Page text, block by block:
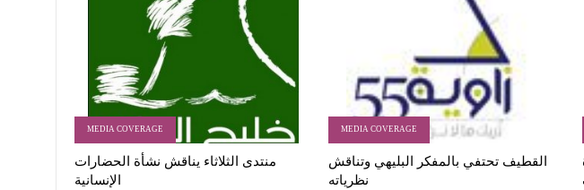
MEDIA COVERAGE
منتدى الثلاثاء يناقش نشأة الحضارات
الإنسانية
MEDIA COVERAGE
القطيف تحتفي بالمفكر البليهي وتناقش
نظرياته